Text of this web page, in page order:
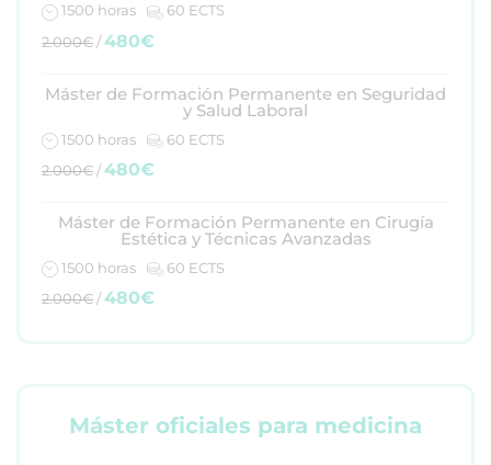
1500 horas
60 ECTS
2.000€/480€
Máster de Formación Permanente en Seguridad
y Salud Laboral
1500 horas
60 ECTS
2.000€/480€
Máster de Formación Permanente en Cirugía
Estética y Técnicas Avanzadas
1500 horas
60 ECTS
2.000€/480€
Máster oficiales para medicina